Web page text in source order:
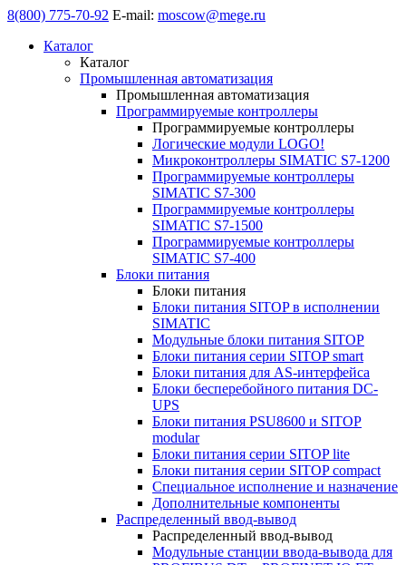
8(800) 775-70-92 E-mail: moscow@mege.ru
Каталог
Каталог
Промышленная автоматизация
Промышленная автоматизация
Программируемые контроллеры
Программируемые контроллеры
Логические модули LOGO!
Микроконтроллеры SIMATIC S7-1200
Программируемые контроллеры
SIMATIC S7-300
Программируемые контроллеры
SIMATIC S7-1500
Программируемые контроллеры
SIMATIC S7-400
Блоки питания
Блоки питания
Блоки питания SITOP в исполнении
SIMATIC
Модульные блоки питания SITOP
Блоки питания серии SITOP smart
Блоки питания для AS-интерфейса
Блоки бесперебойного питания DC-
UPS
Блоки питания PSU8600 и SITOP
modular
Блоки питания серии SITOP lite
Блоки питания серии SITOP compact
Специальное исполнение и назначение
Дополнительные компоненты
Распределенный ввод-вывод
Распределенный ввод-вывод
Модульные станции ввода-вывода для